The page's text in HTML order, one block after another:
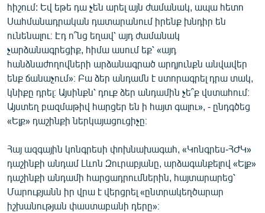
հիշում: Եվ եթե դա չեն արել այն ժամանակ, ապա հետո
Սահմանադրական դատարանում իրենք խնդիր են
ունենալու։ Էդ ո՞նց եղավ՝ այդ ժամանակ
չարձանագրեցիք, հիմա ասում եք՝ «այդ
հանձնաժողովների արձանագրած արդյունքն անվավեր
ենք ճանաչում»։ Բա ձեր անդամն է ստորագրել դրա տակ,
կնիքը դրել։ Այսինքն՝ դուք ձեր անդամին չե՞ք վստահում։
Այստեղ բազմաթիվ հարցեր են ի հայտ գալու», - ընդգծեց
«Ելք» դաշինքի ներկայացուցիչը։
Հայ ազգային կոնգրեսի փոխնախագահ, «Կոնգրես-ՀԺԿ»
դաշինքի անդամ Լևոն Զուրաբյանը, արձագանքելով «Ելք»
դաշինքի անդամի հարցադրումներին, հայտարարեց՝
Մարուքյանն իր վրա է վերցրել «ընտրակեղծարար
իշխանության փաստաբանի դերը»։